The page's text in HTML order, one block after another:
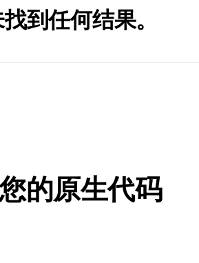
到任何结果。
的原生代码